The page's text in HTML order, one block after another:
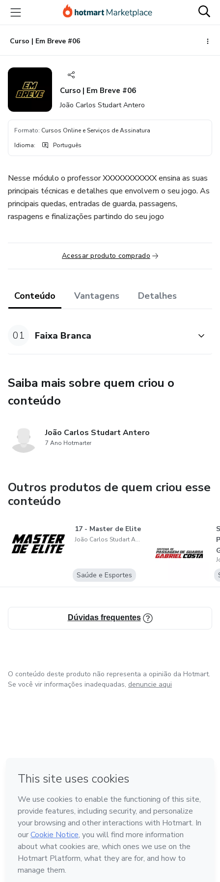
para
conteúdo
principal
para
pagamento
para
rodapé
Curso | Em Breve #06
Curso | Em Breve #06
João Carlos Studart Antero
Formato: Cursos Online e Serviços de Assinatura
Idioma: Português
Nesse módulo o professor XXXXXXXXXXX ensina as suas
principais técnicas e detalhes que envolvem o seu jogo. As
principais quedas, entradas de guarda, passagens,
raspagens e finalizações partindo do seu jogo
Acessar produto comprado
Conteúdo Vantagens Detalhes
01 Faixa Branca
Saiba mais sobre quem criou o
conteúdo
João Carlos Studart Antero
7 Ano Hotmarter
Outros produtos de quem criou esse
conteúdo
17 - Master de Elite
João Carlos Studart Antero
Saúde e Esportes
Dúvidas frequentes
O conteúdo deste produto não representa a opinião da Hotmart.
Se você vir informações inadequadas, denuncie aqui
Feito com ❤ em Bogotá
Conheça a Hotmart
Idioma
Português